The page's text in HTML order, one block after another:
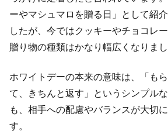
ーやマシュマロを贈る日」として紹
したが、今ではクッキーやチョコレ
贈り物の種類はかなり幅広くなりまし
ホワイトデーの本来の意味は、「も
て、きちんと返す」というシンプル
も、相手への配慮やバランスが大切
す。